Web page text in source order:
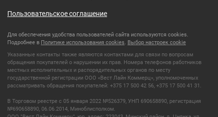
Пользовательское соглашение
Для обеспечения удобства пользователей сайта используются cookies.
Подробнее в Политике использования cookies. Выбор настроек cookie
Указанные контакты также являются контактами для связи по вопросам
обращения покупателей о нарушении их прав. Номера телефонов работников
местных исполнительных и распорядительных органов по месту
государственной регистрации ООО «Вест Лайн Коммерц», уполномоченных
рассматривать обращения покупателей: +375 17 500 42 56, +375 17 500 41 31.
В Торговом реестре с 05 января 2022 №526379, УНП 690658890, регистрация
№690658890, 06.06.2014, Миноблисполком.